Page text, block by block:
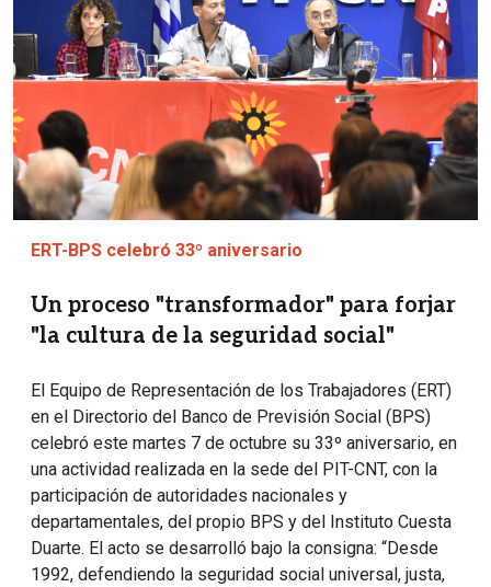
ERT-BPS celebró 33º aniversario
Un proceso "transformador" para forjar
"la cultura de la seguridad social"
El Equipo de Representación de los Trabajadores (ERT)
en el Directorio del Banco de Previsión Social (BPS)
celebró este martes 7 de octubre su 33º aniversario, en
una actividad realizada en la sede del PIT-CNT, con la
participación de autoridades nacionales y
departamentales, del propio BPS y del Instituto Cuesta
Duarte. El acto se desarrolló bajo la consigna: “Desde
1992, defendiendo la seguridad social universal, justa,